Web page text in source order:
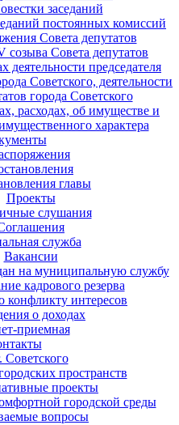
заседаний
постоянных комиссий
Совета депутатов
созыва Совета депутатов
деятельности председателя
Советского, деятельности
города Советского
расходах, об имуществе и
характера
главы
Проекты
слушания
служба
Вакансии
на муниципальную службу
кадрового резерва
конфликту интересов
о доходах
приемная
Советского
пространств
проекты
городской среды
вопросы